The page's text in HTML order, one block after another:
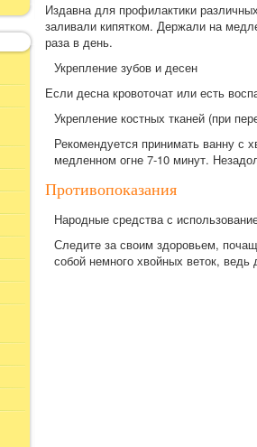
Издавна для профилактики
заливали кипятком. Держали на
раза в день.
Укрепление зубов и десен
Если десна кровоточат или есть
Укрепление костных тканей (при
Рекомендуется принимать ванну с
медленном огне 7-10 минут.
Противопоказания
Народные средства с
Следите за своим здоровьем,
собой немного хвойных веток,